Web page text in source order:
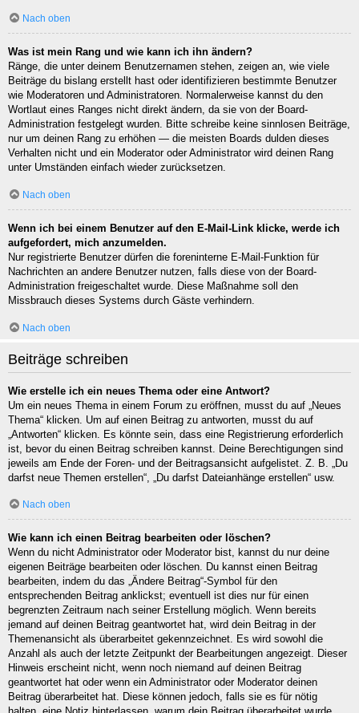
Nach oben
Was ist mein Rang und wie kann ich ihn ändern?
Ränge, die unter deinem Benutzernamen stehen, zeigen an, wie viele
Beiträge du bislang erstellt hast oder identifizieren bestimmte Benutzer
wie Moderatoren und Administratoren. Normalerweise kannst du den
Wortlaut eines Ranges nicht direkt ändern, da sie von der Board-
Administration festgelegt wurden. Bitte schreibe keine sinnlosen Beiträge,
nur um deinen Rang zu erhöhen — die meisten Boards dulden dieses
Verhalten nicht und ein Moderator oder Administrator wird deinen Rang
unter Umständen einfach wieder zurücksetzen.
Nach oben
Wenn ich bei einem Benutzer auf den E-Mail-Link klicke, werde ich
aufgefordert, mich anzumelden.
Nur registrierte Benutzer dürfen die foreninterne E-Mail-Funktion für
Nachrichten an andere Benutzer nutzen, falls diese von der Board-
Administration freigeschaltet wurde. Diese Maßnahme soll den
Missbrauch dieses Systems durch Gäste verhindern.
Nach oben
Beiträge schreiben
Wie erstelle ich ein neues Thema oder eine Antwort?
Um ein neues Thema in einem Forum zu eröffnen, musst du auf „Neues
Thema“ klicken. Um auf einen Beitrag zu antworten, musst du auf
„Antworten“ klicken. Es könnte sein, dass eine Registrierung erforderlich
ist, bevor du einen Beitrag schreiben kannst. Deine Berechtigungen sind
jeweils am Ende der Foren- und der Beitragsansicht aufgelistet. Z. B. „Du
darfst neue Themen erstellen“, „Du darfst Dateianhänge erstellen“ usw.
Nach oben
Wie kann ich einen Beitrag bearbeiten oder löschen?
Wenn du nicht Administrator oder Moderator bist, kannst du nur deine
eigenen Beiträge bearbeiten oder löschen. Du kannst einen Beitrag
bearbeiten, indem du das „Ändere Beitrag“-Symbol für den
entsprechenden Beitrag anklickst; eventuell ist dies nur für einen
begrenzten Zeitraum nach seiner Erstellung möglich. Wenn bereits
jemand auf deinen Beitrag geantwortet hat, wird dein Beitrag in der
Themenansicht als überarbeitet gekennzeichnet. Es wird sowohl die
Anzahl als auch der letzte Zeitpunkt der Bearbeitungen angezeigt. Dieser
Hinweis erscheint nicht, wenn noch niemand auf deinen Beitrag
geantwortet hat oder wenn ein Administrator oder Moderator deinen
Beitrag überarbeitet hat. Diese können jedoch, falls sie es für nötig